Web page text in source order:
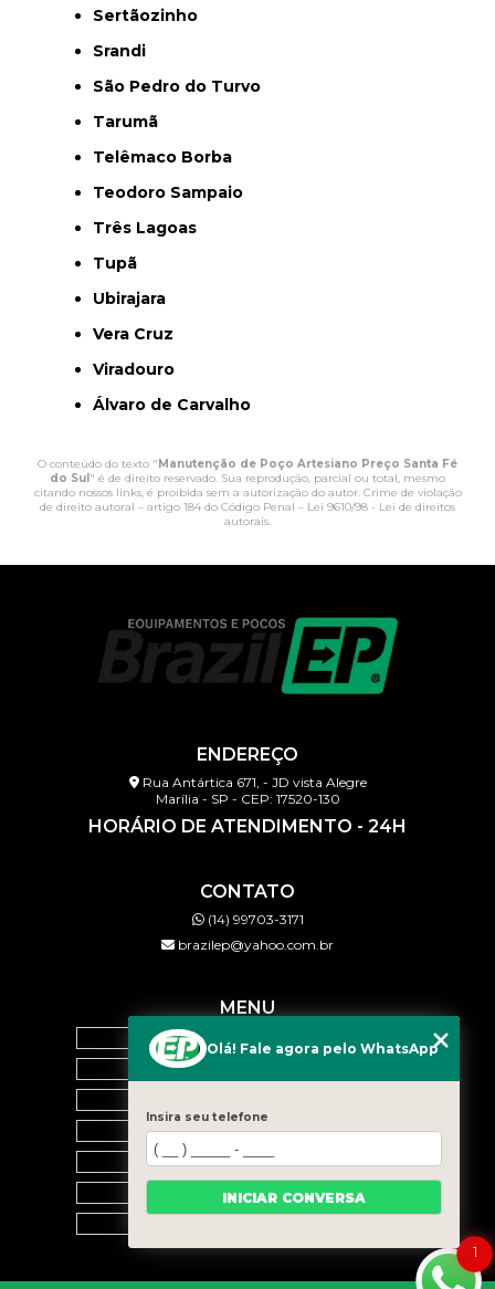
Sertãozinho
Srandi
São Pedro do Turvo
Tarumã
Telêmaco Borba
Teodoro Sampaio
Três Lagoas
Tupã
Ubirajara
Vera Cruz
Viradouro
Álvaro de Carvalho
O conteúdo do texto " Manutenção de Poço Artesiano Preço Santa Fé
do Sul " é de direito reservado. Sua reprodução, parcial ou total, mesmo
citando nossos links, é proibida sem a autorização do autor. Crime de violação
de direito autoral – artigo 184 do Código Penal – Lei 9610/98 - Lei de direitos
autorais.
ENDEREÇO
Rua Antártica 671, - JD vista Alegre
Marília - SP - CEP: 17520-130
HORÁRIO DE ATENDIMENTO - 24H
CONTATO
(14) 99703-3171
brazilep@yahoo.com.br
MENU
HOME
BLOG
CONTATO
CATEGORIAS
1
Olá! Fale agora pelo WhatsApp
Insira seu telefone
INICIAR CONVERSA